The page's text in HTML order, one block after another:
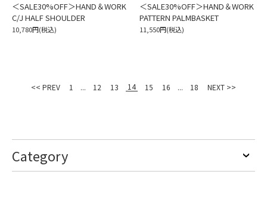
＜SALE30%OFF＞HAND＆WORK
C/J HALF SHOULDER
10,780円(税込)
＜SALE30%OFF＞HAND＆WORK
PATTERN PALMBASKET
11,550円(税込)
<< PREV 1 ... 12 13 14 15 16 ... 18 NEXT >>
Category